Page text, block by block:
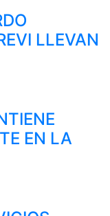
LLEVAN
EN LA